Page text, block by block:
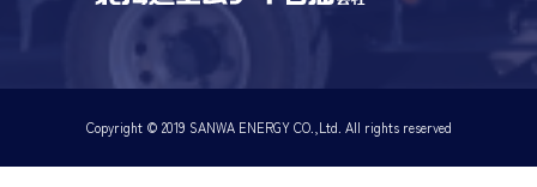
Copyright © 2019 SANWA ENERGY CO.,Ltd. All rights reserved